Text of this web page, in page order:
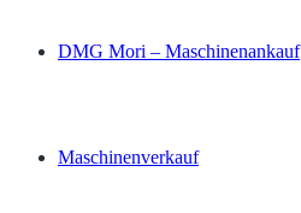
DMG Mori – Maschinenankauf
Maschinenverkauf